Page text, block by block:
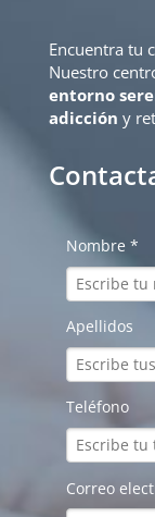
Encuentra tu
Nuestro
entorno
adicción y